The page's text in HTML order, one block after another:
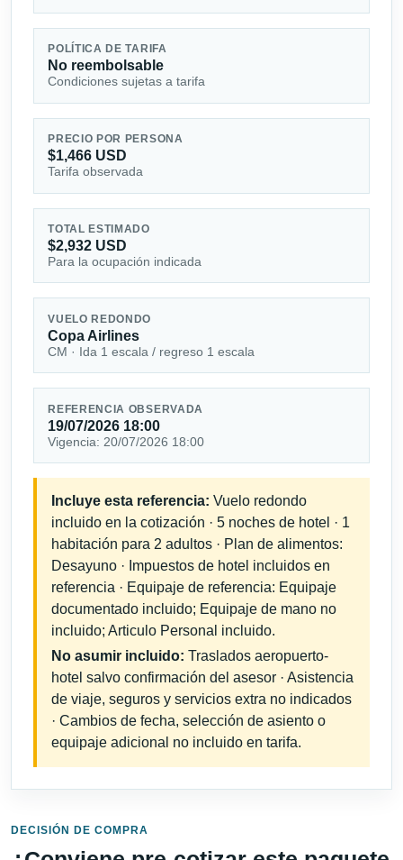
POLÍTICA DE TARIFA
No reembolsable
Condiciones sujetas a tarifa
PRECIO POR PERSONA
$1,466 USD
Tarifa observada
TOTAL ESTIMADO
$2,932 USD
Para la ocupación indicada
VUELO REDONDO
Copa Airlines
CM · Ida 1 escala / regreso 1 escala
REFERENCIA OBSERVADA
19/07/2026 18:00
Vigencia: 20/07/2026 18:00
Incluye esta referencia: Vuelo redondo
incluido en la cotización · 5 noches de hotel · 1
habitación para 2 adultos · Plan de alimentos:
Desayuno · Impuestos de hotel incluidos en
referencia · Equipaje de referencia: Equipaje
documentado incluido; Equipaje de mano no
incluido; Articulo Personal incluido.
No asumir incluido: Traslados aeropuerto-
hotel salvo confirmación del asesor · Asistencia
de viaje, seguros y servicios extra no indicados
· Cambios de fecha, selección de asiento o
equipaje adicional no incluido en tarifa.
DECISIÓN DE COMPRA